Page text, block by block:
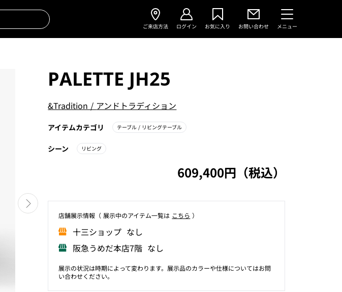
ご来店方法 ログイン お気に入り お問い合わせ メニュー
PALETTE JH25
&Tradition / アンドトラディション
アイテムカテゴリ テーブル/ リビングテーブル
シーン リビング
609,400円（税込）
店舗展⽰情報（ 展⽰中のアイテム⼀覧は こちら ）
⼗三ショップ なし
阪急うめだ本店7階 なし
展示の状況は時期によって変わります。展示品のカラーや仕様についてはお問
い合わせください。